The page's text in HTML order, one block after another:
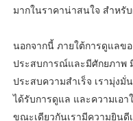
มากในราคาน่าสนใจ สำหรั
นอกจากนี้ ภายใต้การดูแลข
ประสบการณ์และมีศักยภาพ
ประสบความสำเร็จ เรามุ่ง
ได้รับการดูแล และความเอ
ขณะเดียวกันเรามีความยินดี